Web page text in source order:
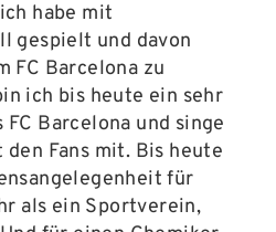
habe mit
gespielt und davon
FC Barcelona zu
ich bis heute ein sehr
Barcelona und singe
Fans mit. Bis heute
für
als ein Sportverein,